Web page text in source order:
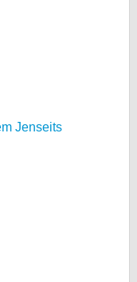
Jenseits